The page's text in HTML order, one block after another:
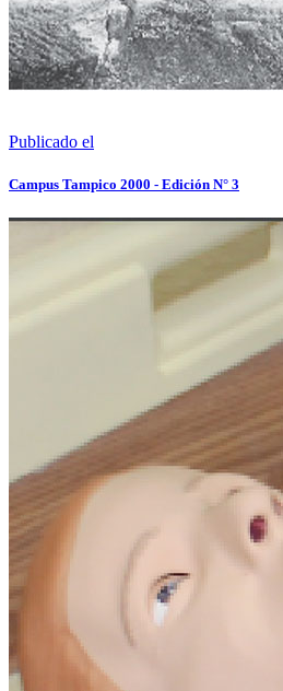
Publicado el
Campus Tampico 2000 - Edición N° 3